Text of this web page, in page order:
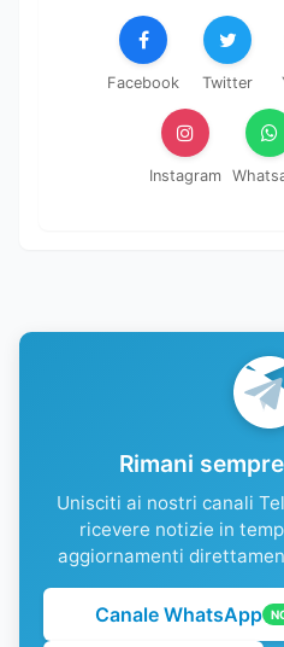
Facebook Twitter
Instagram
Rimani
Unisciti ai nostri canali
ricevere notizie in
aggiornamenti
Canale WhatsApp